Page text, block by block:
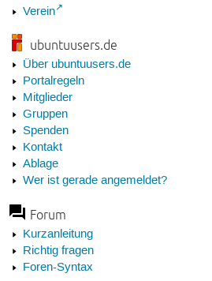
Verein
ubuntuusers.de
Über ubuntuusers.de
Portalregeln
Mitglieder
Gruppen
Spenden
Kontakt
Ablage
Wer ist gerade angemeldet?
Forum
Kurzanleitung
Richtig fragen
Foren-Syntax